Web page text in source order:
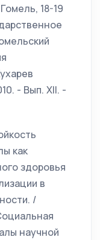
18-19
- Вып. XII. -
как
здоровья
в
/
научной